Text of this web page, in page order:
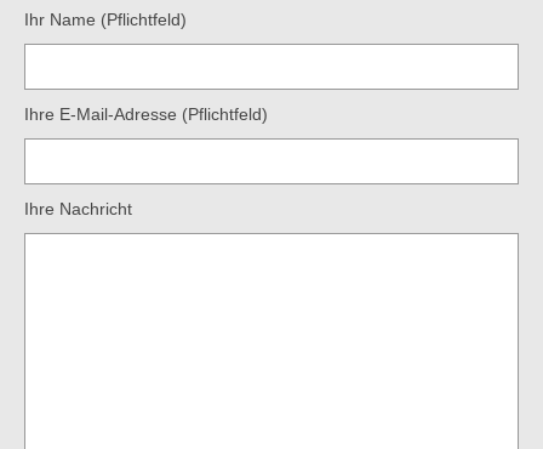
Ihr Name (Pflichtfeld)
Ihre E-Mail-Adresse (Pflichtfeld)
Ihre Nachricht